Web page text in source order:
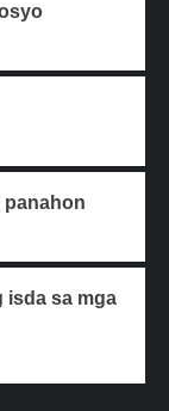
panahon
isda sa mga